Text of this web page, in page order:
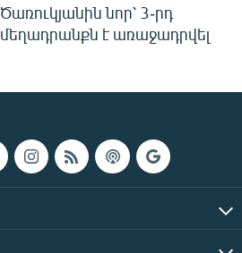
Ծառուկյանին նոր՝ 3-րդ
մեղադրանքն է առաջադրվել